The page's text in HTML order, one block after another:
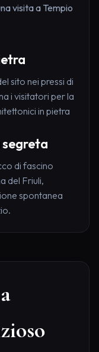
visita a Tempio
sito nei pressi di
i visitatori per la
in pietra
di fascino
del Friuli,
spontanea